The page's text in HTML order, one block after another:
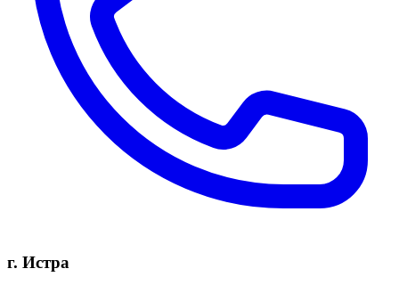
г. Истра